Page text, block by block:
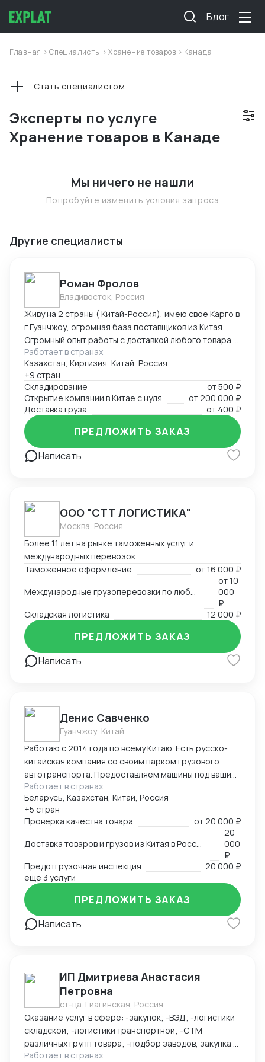
Блог
Главная >Специалисты >Хранение товаров > Канада
Эксперты по услуге
Хранение товаров в Канаде
Стать специалистом
Мы ничего не нашли
Попробуйте изменить условия запроса
Другие специалисты
Роман Фролов
Владивосток, Россия
Живу на 2 страны ( Китай-Россия), имею свое Карго в
г.Гуанчжоу, огромная база поставщиков из Китая.
Огромный опыт работы с доставкой любого товара в
Страны Средней Азии. Поиск, выкуп, валюта, обмен,
инспекция.
Работает в странах
Казахстан, Киргизия, Китай, Россия
+9 стран
Складирование
от500 ₽
Открытие компании в Китае с нуля
от200 000 ₽
Доставка груза
от 400 ₽
Написать
ПРЕДЛОЖИТЬ ЗАКАЗ
ООО "СТТ ЛОГИСТИКА"
Москва, Россия
Более 11 лет на рынке таможенных услуг и
международных перевозок
Таможенное оформление
от16 000 ₽
Международные грузоперевозки по любым маршрутам и любыми видами транспорта
от10
000
₽
Складская логистика
12 000 ₽
Написать
ПРЕДЛОЖИТЬ ЗАКАЗ
Денис Савченко
Гуанчжоу, Китай
Работаю с 2014 года по всему Китаю. Есть русско-
китайская компания со своим парком грузового
автотранспорта. Предоставляем машины под ваши
поставки. Свой офис и склад в Гуанчжоу, ИУ и
Маньчжурии. Занимаюсь оказанием различных услуг
в сфере внешней торговли.
Работает в странах
Беларусь, Казахстан, Китай, Россия
+5 стран
Проверка качества товара
от20 000 ₽
Доставка товаров и грузов из Китая в Россию, Казахстан, Беларусь, Таиланд, Вьетнам, Малайзию
20
000
₽
Предотгрузочная инспекция
20 000 ₽
ещё 3 услуги
Написать
ПРЕДЛОЖИТЬ ЗАКАЗ
ИП Дмитриева Анастасия
Петровна
ст-ца. Гиагинская, Россия
Оказание услуг в сфере: -закупок; -ВЭД; -логистики
складской; -логистики транспортной; -СТМ
различных групп товара; -подбор заводов, закупка и
доставка товара из Китая (КАРГО и Белый ввоз)
Работает в странах